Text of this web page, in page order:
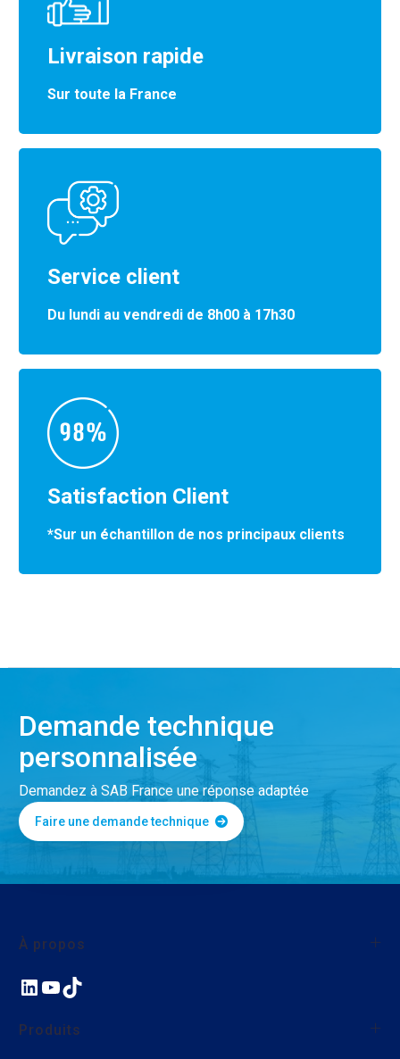
Livraison rapide
Sur toute la France
Service client
Du lundi au vendredi de 8h00 à 17h30
Satisfaction Client
*Sur un échantillon de nos principaux clients
Demande technique
personnalisée
Demandez à SAB France une réponse adaptée
Faire une demande technique
À propos
À propos de SAB France
Nos actions environnementales et sociales
LinkedIn
YouTube
TikTok
Produits